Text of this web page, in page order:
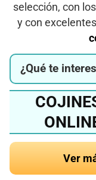
selección, con
y con
¿Qué te
Ver